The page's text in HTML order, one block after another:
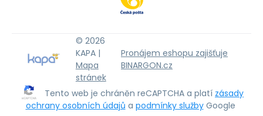
© 2026
KAPA |
Mapa
stránek
Pronájem eshopu zajišťuje
BINARGON.cz
Tento web je chráněn reCAPTCHA a platí zásady
ochrany osobních údajů a podmínky služby Google